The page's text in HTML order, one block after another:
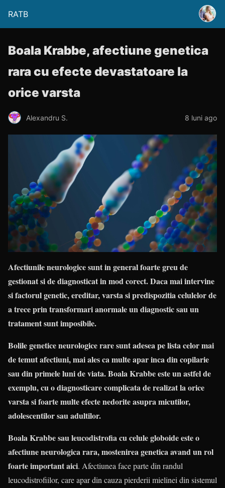
RATB
Boala Krabbe, afectiune genetica
rara cu efecte devastatoare la
orice varsta
Alexandru S. 8 luni ago
Afectiunile neurologice sunt in general foarte greu de
gestionat si de diagnosticat in mod corect. Daca mai intervine
si factorul genetic, ereditar, varsta si predispozitia celulelor de
a trece prin transformari anormale un diagnostic sau un
tratament sunt imposibile.
Bolile genetice neurologice rare sunt adesea pe lista celor mai
de temut afectiuni, mai ales ca multe apar inca din copilarie
sau din primele luni de viata. Boala Krabbe este un astfel de
exemplu, cu o diagnosticare complicata de realizat la orice
varsta si foarte multe efecte nedorite asupra micutilor,
adolescentilor sau adultilor.
Boala Krabbe sau leucodistrofia cu celule globoide este o
afectiune neurologica rara, mostenirea genetica avand un rol
foarte important aici. Afectiunea face parte din randul
leucodistrofiilor, care apar din cauza pierderii mielinei din sistemul